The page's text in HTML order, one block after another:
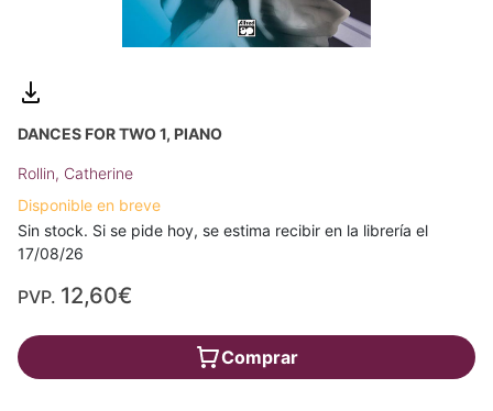
DANCES FOR TWO 1, PIANO
Rollin, Catherine
Disponible en breve
Sin stock. Si se pide hoy, se estima recibir en la librería el
17/08/26
PVP. 12,60€
Comprar